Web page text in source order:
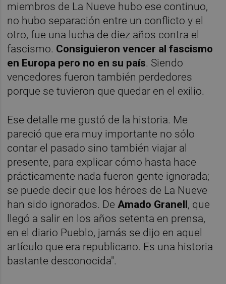
miembros de La Nueve hubo ese continuo,
no hubo separación entre un conflicto y el
otro, fue una lucha de diez años contra el
fascismo. Consiguieron vencer al fascismo
en Europa pero no en su país. Siendo
vencedores fueron también perdedores
porque se tuvieron que quedar en el exilio.
Ese detalle me gustó de la historia. Me
pareció que era muy importante no sólo
contar el pasado sino también viajar al
presente, para explicar cómo hasta hace
prácticamente nada fueron gente ignorada;
se puede decir que los héroes de La Nueve
han sido ignorados. DeAmado Granell, que
llegó a salir en los años setenta en prensa,
en el diario Pueblo, jamás se dijo en aquel
artículo que era republicano. Es una historia
bastante desconocida".